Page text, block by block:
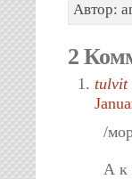
Автор:
2
tulvit
/
А к